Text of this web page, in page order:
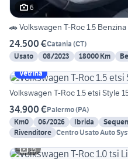
6
🚗 Volkswagen T-Roc 1.5
24.500 €Catania (CT)
Usato
08/2023 18000 Km
Vetrina
Volkswagen T-Roc 1.5 etsi Style
34.900 €Palermo(PA)
Km0
06/2026 Ibrida
Rivenditore Centro Usato Auto
15